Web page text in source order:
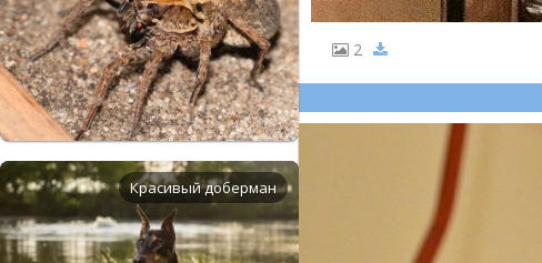
Красивый доберман
2